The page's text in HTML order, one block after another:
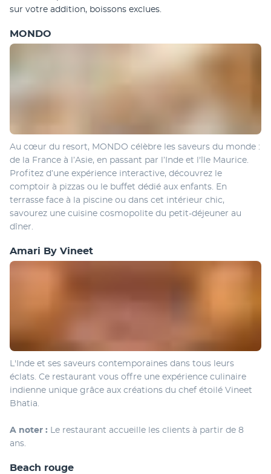
sur votre addition, boissons exclues.
MONDO
Au cœur du resort, MONDO célèbre les saveurs du monde :
de la France à l’Asie, en passant par l’Inde et l'île Maurice.
Profitez d’une expérience interactive, découvrez le
comptoir à pizzas ou le buffet dédié aux enfants. En
terrasse face à la piscine ou dans cet intérieur chic,
savourez une cuisine cosmopolite du petit-déjeuner au
dîner.
Amari By Vineet
L'Inde et ses saveurs contemporaines dans tous leurs
éclats. Ce restaurant vous offre une expérience culinaire
indienne unique grâce aux créations du chef étoilé Vineet
Bhatia.
A noter : Le restaurant accueille les clients à partir de 8
ans.
Beach rouge